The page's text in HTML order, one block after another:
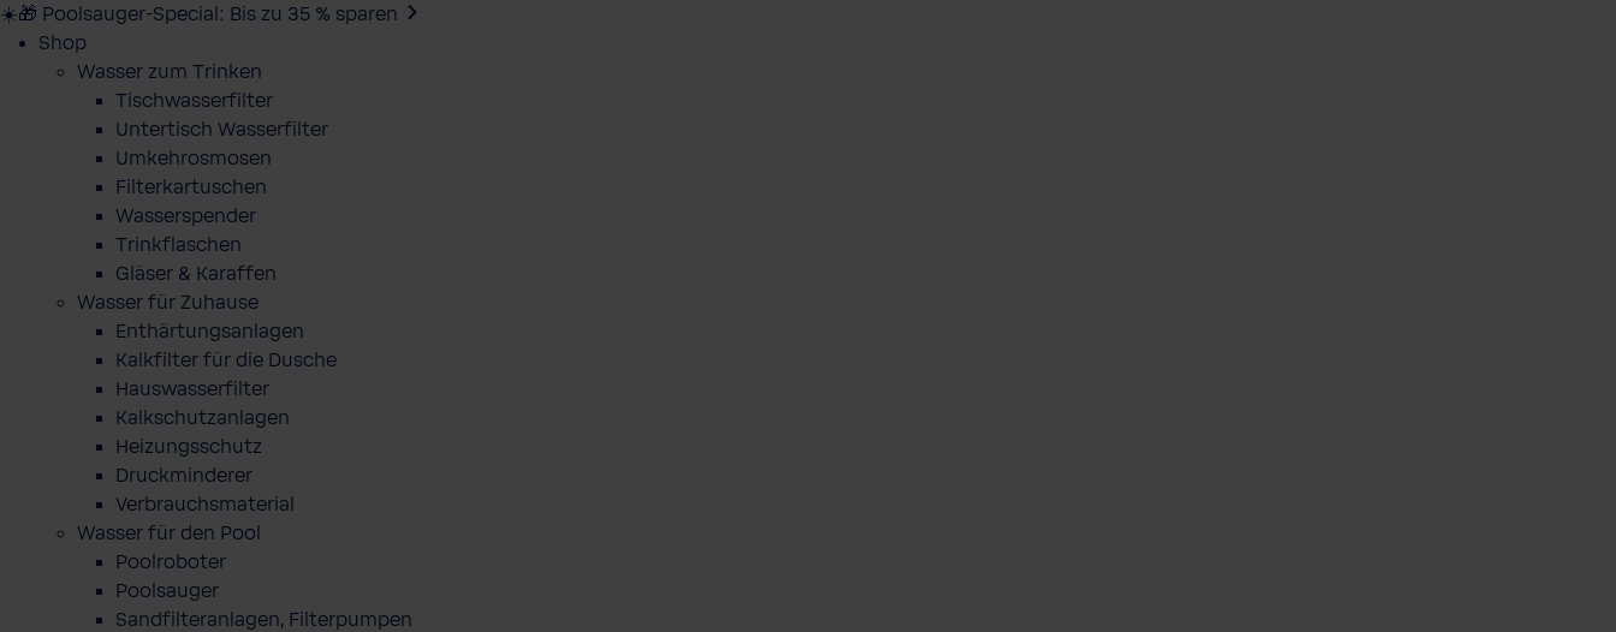
☀️🎁 Poolsauger-Special: Bis zu 35 % sparen
Shop
Wasser zum Trinken
Tischwasserfilter
Untertisch Wasserfilter
Umkehrosmosen
Filterkartuschen
Wasserspender
Trinkflaschen
Gläser & Karaffen
Wasser für Zuhause
Enthärtungsanlagen
Kalkfilter für die Dusche
Hauswasserfilter
Kalkschutzanlagen
Heizungsschutz
Druckminderer
Verbrauchsmaterial
Wasser für den Pool
Poolroboter
Poolsauger
Sandfilteranlagen, Filterpumpen